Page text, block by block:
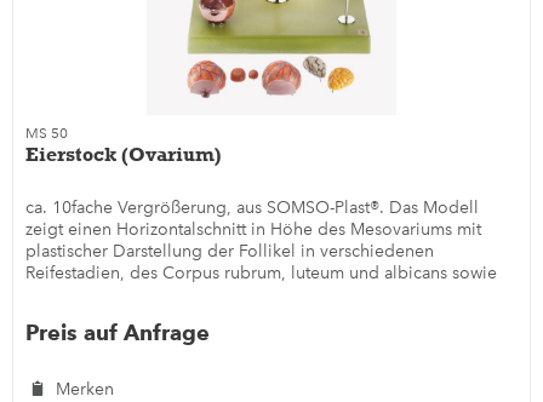
MS 50
Eierstock (Ovarium)
ca. 10fache Vergrößerung, aus SOMSO-Plast®. Das Modell
zeigt einen Horizontalschnitt in Höhe des Mesovariums mit
plastischer Darstellung der Follikel in verschiedenen
Reifestadien, des Corpus rubrum, luteum und albicans sowie
Preis auf Anfrage
Merken